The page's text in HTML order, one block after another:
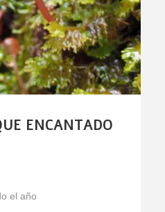
ENCANTADO
el año